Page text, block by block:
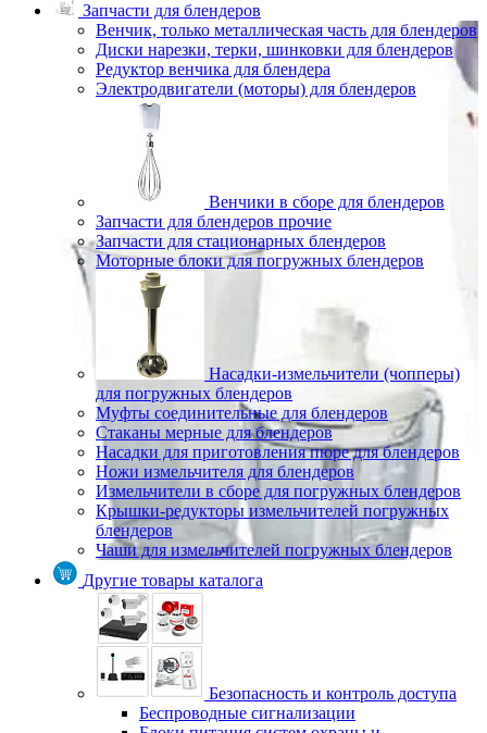
Запчасти для блендеров
Венчик, только металлическая часть для блендеров
Диски нарезки, терки, шинковки для блендеров
Редуктор венчика для блендера
Электродвигатели (моторы) для блендеров
Венчики в сборе для блендеров
Запчасти для блендеров прочие
Запчасти для стационарных блендеров
Моторные блоки для погружных блендеров
Насадки-измельчители (чопперы)
для погружных блендеров
Муфты соединительные для блендеров
Стаканы мерные для блендеров
Насадки для приготовления пюре для блендеров
Ножи измельчителя для блендеров
Измельчители в сборе для погружных блендеров
Крышки-редукторы измельчителей погружных
блендеров
Чаши для измельчителей погружных блендеров
Другие товары каталога
Безопасность и контроль доступа
Беспроводные сигнализации